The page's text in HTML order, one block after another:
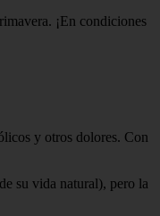
¡En condiciones
y otros dolores. Con
su vida natural), pero la